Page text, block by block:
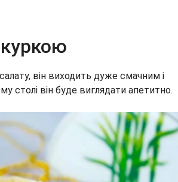
він виходить дуже смачним і
столі він буде виглядати апетитно.